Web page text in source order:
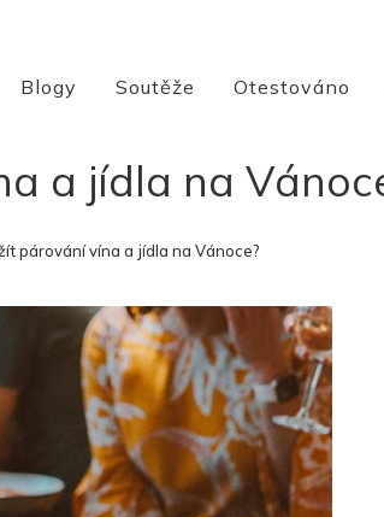
Blogy Soutěže Otestováno
a jídla na
párování vína a jídla na Vánoce?